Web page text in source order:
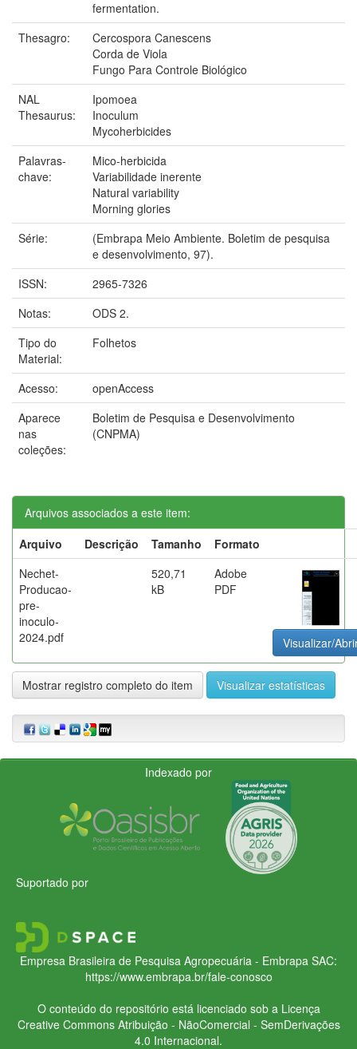
fermentation.
Thesagro:
Cercospora Canescens
Corda de Viola
Fungo Para Controle Biológico
NAL
Thesaurus:
Ipomoea
Inoculum
Mycoherbicides
Palavras-
chave:
Mico-herbicida
Variabilidade inerente
Natural variability
Morning glories
Série:
(Embrapa Meio Ambiente. Boletim de pesquisa
e desenvolvimento, 97).
ISSN:
2965-7326
Notas:
ODS 2.
Tipo do
Material:
Folhetos
Acesso:
openAccess
Aparece
nas
coleções:
Boletim de Pesquisa e Desenvolvimento
(CNPMA)
Arquivos associados a este item:
Arquivo
Descrição Tamanho
Formato
Nechet-
Producao-
pre-
inoculo-
2024.pdf
520,71
kB
Adobe
PDF
Visualizar/
Mostrar registro completo do item Visualizar estatísticas
Indexado por
Suportado por
Empresa Brasileira de Pesquisa Agropecuária - Embrapa SAC:
https://www.embrapa.br/fale-conosco
O conteúdo do repositório está licenciado sob a Licença
Creative CommonsAtribuição - NãoComercial - SemDerivações
4.0 Internacional.